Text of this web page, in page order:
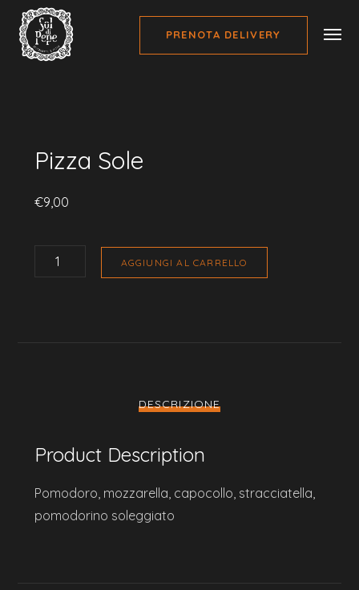
PRENOTA DELIVERY
Home
Pizza Sole
€9,00
SOLE
QUANTITÀ AGGIUNGI AL CARRELLO
DESCRIZIONE
Product Description
Pomodoro, mozzarella, capocollo, stracciatella,
pomodorino soleggiato